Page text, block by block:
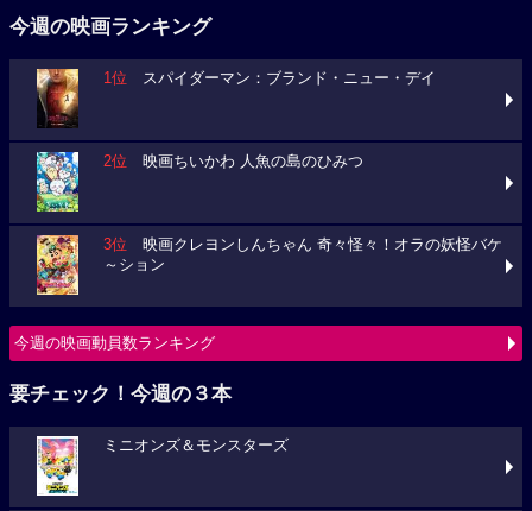
今週の映画ランキング
1位 スパイダーマン：ブランド・ニュー・デイ
2位 映画ちいかわ 人魚の島のひみつ
3位 映画クレヨンしんちゃん 奇々怪々！オラの妖怪バケ
～ション
今週の映画動員数ランキング
要チェック！今週の３本
ミニオンズ＆モンスターズ